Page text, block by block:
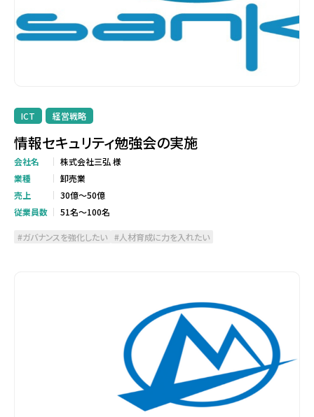
ICT 経営戦略
情報セキュリティ勉強会の実施
会社名
株式会社三弘 様
業種
卸売業
売上
30億～50億
従業員数
51名～100名
ガバナンスを強化したい 人材育成に力を入れたい